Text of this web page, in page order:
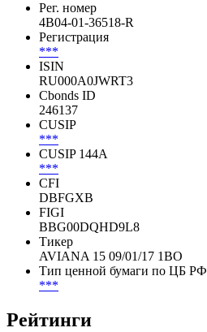
Рег. номер
4B04-01-36518-R
Регистрация
***
ISIN
RU000A0JWRT3
Cbonds ID
246137
CUSIP
***
CUSIP 144A
***
CFI
DBFGXB
FIGI
BBG00DQHD9L8
Тикер
AVIANA 15 09/01/17 1BO
Тип ценной бумаги по ЦБ РФ
***
Рейтинги